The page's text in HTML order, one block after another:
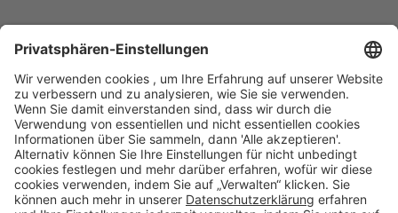
Über uns
Karriere